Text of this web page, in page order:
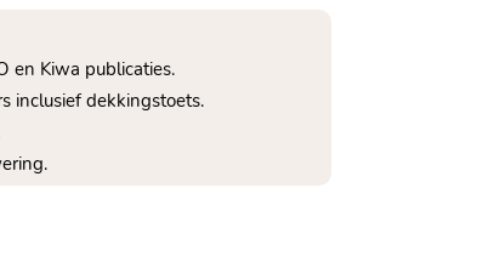
en Kiwa publicaties.
inclusief dekkingstoets.